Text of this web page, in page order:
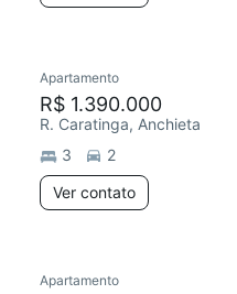
Chegou este mês
Apartamento
R$ 1.390.000
R. Caratinga, Anchieta
3
2
Ver contato
Redecorar
Apartamento